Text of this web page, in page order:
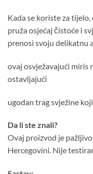
Kada se koriste za
pruža osjećaj čistoće i
prenosi svoju delikatnu
ovaj osvježavajući miris
ostavljajući
ugodan trag svježine
Da li ste znali?
Ovaj proizvod je
Hercegovini. Nije